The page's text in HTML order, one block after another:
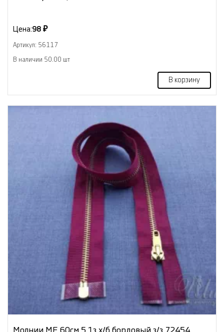
Цена:98 ₽
Артикул: 56117
В наличии 50.00 шт
В корзину
Молнии МЕ 60см 5 1з х/б бордовый з/з 72454